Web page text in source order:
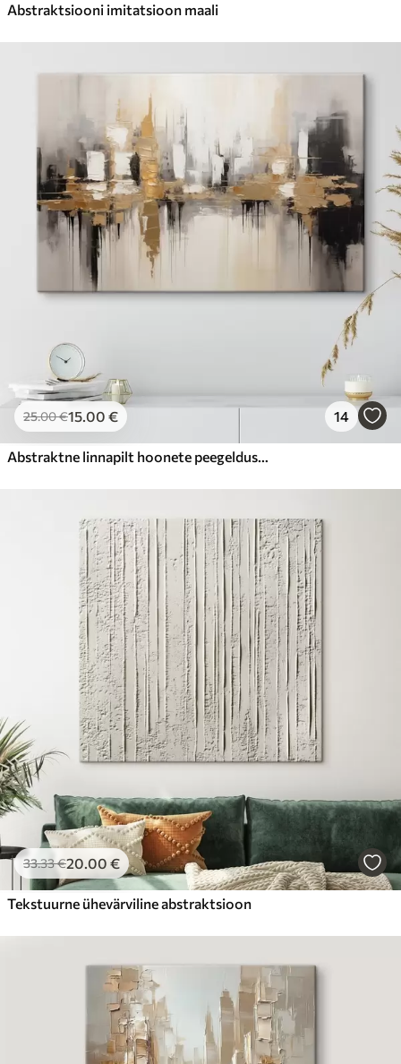
Abstraktsiooni imitatsioon maali
25.00€15.00 € 14
Abstraktne linnapilt hoonete peegeldustega vees, mis on loodud neutraalsetes toonides ja soojade toonide aktsentidega
33.33€20.00 €
Tekstuurne ühevärviline abstraktsioon